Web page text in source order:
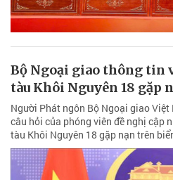
Bộ Ngoại giao thông tin
tàu Khôi Nguyên 18 gặp
Người Phát ngôn Bộ Ngoại giao
câu hỏi của phóng viên đề nghị cập
tàu Khôi Nguyên 18 gặp nạn trên